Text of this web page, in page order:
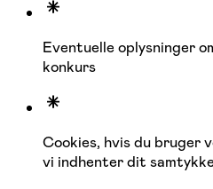
Eventuelle oplysninger
konkurs
Cookies, hvis du bruger
vi indhenter dit